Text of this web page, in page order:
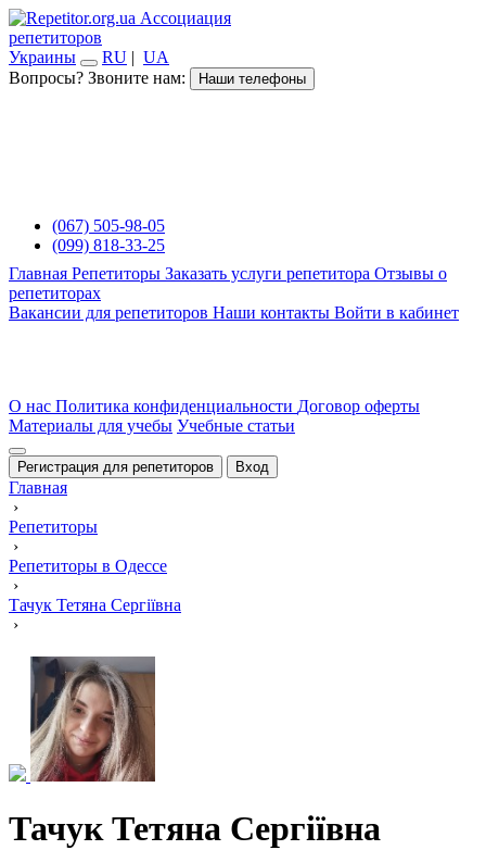
Ассоциация
репетиторов
Украины
RU | UA
Вопросы? Звоните нам:
Наши телефоны
(067) 505-98-05
(099) 818-33-25
Главная Репетиторы Заказать услуги репетитора Отзывы о
репетиторах
Вакансии для репетиторов Наши контакты Войти в кабинет
О нас Политика конфиденциальности Договор оферты
Материалы для учебы Учебные статьи
Регистрация для репетиторов Вход
Главная
›
Репетиторы
›
Репетиторы в Одессе
›
Тачук Тетяна Сергіївна
›
Тачук Тетяна Сергіївна